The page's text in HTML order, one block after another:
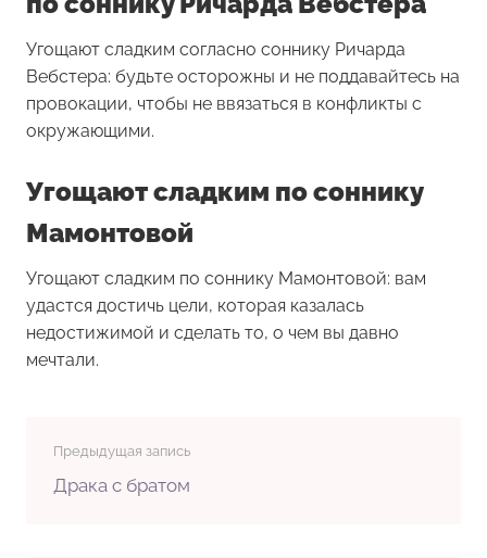
Угощают сладким согласно соннику Ричарда
Вебстера: будьте осторожны и не поддавайтесь на
провокации, чтобы не ввязаться в конфликты с
окружающими.
Угощают сладким по соннику
Мамонтовой
Угощают сладким по соннику Мамонтовой: вам
удастся достичь цели, которая казалась
недостижимой и сделать то, о чем вы давно
мечтали.
Предыдущая запись
Драка с братом